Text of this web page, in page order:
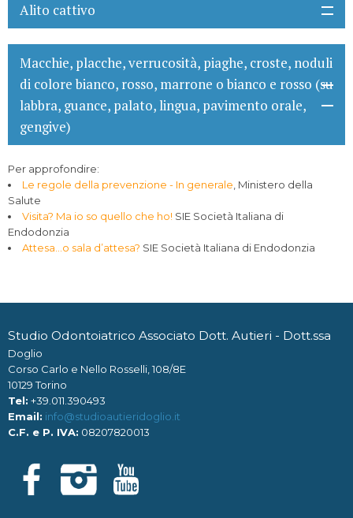
Alito cattivo
Macchie, placche, verrucosità, piaghe, croste, noduli
di colore bianco, rosso, marrone o bianco e rosso (su
labbra, guance, palato, lingua, pavimento orale,
gengive)
Per approfondire:
Le regole della prevenzione - In generale , Ministero della
Salute
Visita? Ma io so quello che ho! SIE Società Italiana di
Endodonzia
Attesa…o sala d’attesa? SIE Società Italiana di Endodonzia
Studio Odontoiatrico Associato Dott. Autieri - Dott.ssa
Doglio
Corso Carlo e Nello Rosselli, 108/8E
10129 Torino
Tel: +39.011.390493
Email: info@studioautieridoglio.it
C.F. e P. IVA: 08207820013